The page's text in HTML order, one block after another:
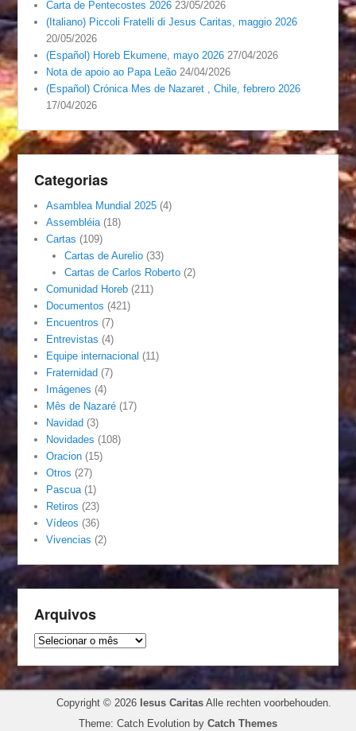
Carta de Pentecostes 2026 23/05/2026
(Italiano) Piccoli Fratelli di Jesus Caritas, maggio 2026
20/05/2026
(Español) Horeb Ekumene, mayo 2026 27/04/2026
Nota de apoio ao Papa Leão 24/04/2026
(Español) Crónica Mes de Nazaret , Chile, febrero 2026
17/04/2026
Categorias
Asamblea Mundial 2025 (4)
Assembléia (18)
Cartas (109)
Cartas de Aurelio(33)
Cartas de Carlos Roberto(2)
Comunidad Horeb (211)
Documentos (421)
Encuentros (7)
Entrevistas (4)
Equipe internacional (11)
Fraternidad (7)
Imágenes (4)
Mês de Nazaré (17)
Navidad (3)
Novidades (108)
Oracion (15)
Otros (27)
Pascua (1)
Retiros (23)
Vídeos (36)
Vivencias (2)
Arquivos
Arquivos
Copyright © 2026 Iesus Caritas Alle rechten voorbehouden.
Theme: Catch Evolution by Catch Themes